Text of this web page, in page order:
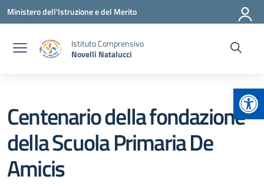
Vai ai contenuti
Vai al menu di navigazione
Vai al footer
Ministero dell'Istruzione e del Merito
Istituto Comprensivo
Novelli Natalucci
Centenario della fondazione
della Scuola Primaria De
Amicis